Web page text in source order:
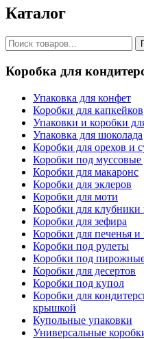
Каталог
Коробка для
Упаковка для конфет
Коробки для капкейков
Упаковки и коробки
Упаковка для шоколада
Коробки для орехов и
Коробки под муссовые
Коробки для макаронс
Коробки для эклеров
Коробки для моти
Коробки для клубники
Коробки для зефира
Коробки для печенья и
Коробки под рулеты
Коробки под
Коробки для десертов
Коробки под купол
Коробки для
крышкой
Купольные упаковки
Универсальные